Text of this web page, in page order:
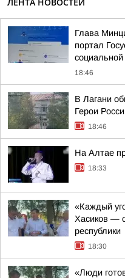
Глава
портал
18:46
В Лагани
Герои
18:46
На Алтае
18:33
«Каждый
Хасиков —
республики
18:30
«Люди